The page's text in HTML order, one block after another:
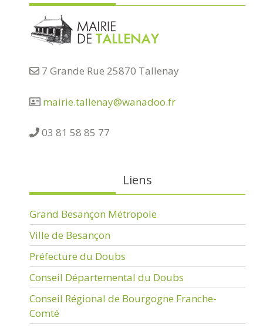
7 Grande Rue 25870 Tallenay
mairie.tallenay@wanadoo.fr
03 81 58 85 77
Liens
Grand Besançon Métropole
Ville de Besançon
Préfecture du Doubs
Conseil Départemental du Doubs
Conseil Régional de Bourgogne Franche-
Comté